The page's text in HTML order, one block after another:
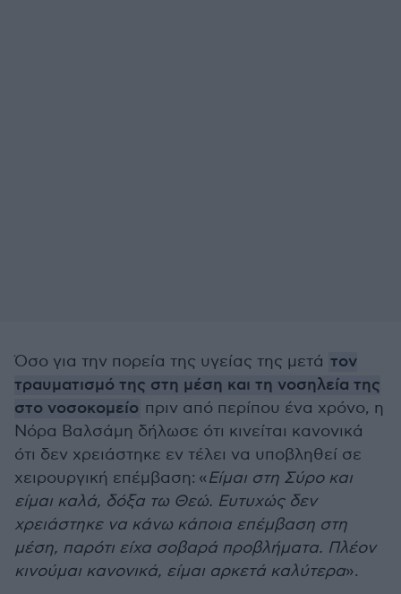
Όσο για την πορεία της υγείας της μετά τον
τραυματισμό της στη μέση και τη νοσηλεία της
στο νοσοκομείο πριν από περίπου ένα χρόνο, η
Νόρα Βαλσάμη δήλωσε ότι κινείται κανονικά
ότι δεν χρειάστηκε εν τέλει να υποβληθεί σε
χειρουργική επέμβαση: «Είμαι στη Σύρο και
είμαι καλά, δόξα τω Θεώ. Ευτυχώς δεν
χρειάστηκε να κάνω κάποια επέμβαση στη
μέση, παρότι είχα σοβαρά προβλήματα. Πλέον
κινούμαι κανονικά, είμαι αρκετά καλύτερα».